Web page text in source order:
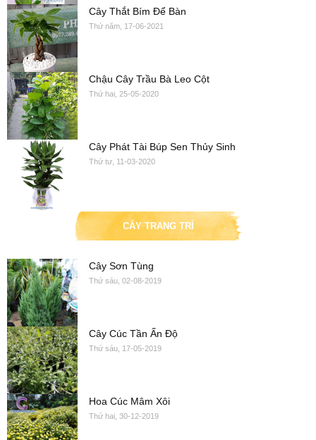
Cây Thắt Bím Để Bàn
Thứ năm, 17-06-2021
Chậu Cây Trầu Bà Leo Cột
Thứ hai, 25-05-2020
Cây Phát Tài Búp Sen Thủy Sinh
Thứ tư, 11-03-2020
CÂY TRANG TRÍ
Cây Sơn Tùng
Thứ sáu, 02-08-2019
Cây Cúc Tần Ấn Độ
Thứ sáu, 17-05-2019
Hoa Cúc Mâm Xôi
Thứ hai, 30-12-2019